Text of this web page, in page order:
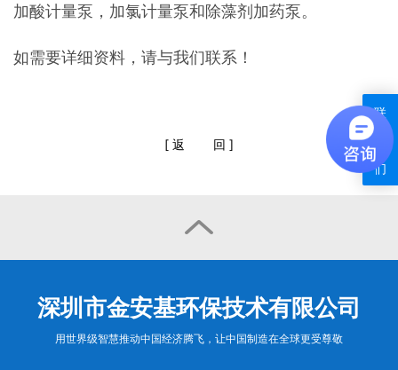
加酸计量泵，加氯计量泵和除藻剂加药泵。
如需要详细资料，请与我们联系！
[ 返 回 ]

深圳市金安基环保技术有限公司
用世界级智慧推动中国经济腾飞，让中国制造在全球更受尊敬
联
我
们